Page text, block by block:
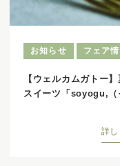
お知らせ フェア
【ウェルカムガトー
スイーツ「soyogu,（
詳し